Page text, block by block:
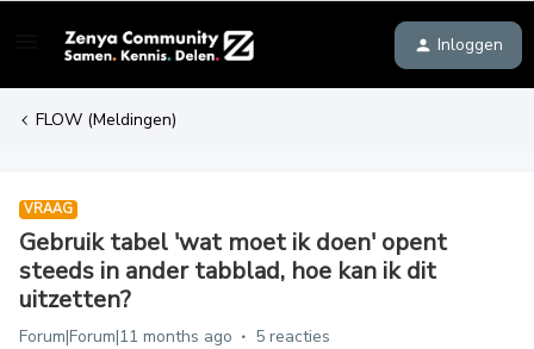
Inloggen
FLOW (Meldingen)
VRAAG
Gebruik tabel 'wat moet ik doen' opent
steeds in ander tabblad, hoe kan ik dit
uitzetten?
Forum|Forum|11 months ago 5 reacties